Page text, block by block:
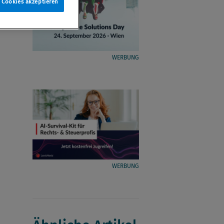
WERBUNG
WERBUNG
Cookies akzeptieren